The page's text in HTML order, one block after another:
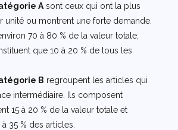
A sont ceux qui ont la plus
unité ou montrent une forte demande.
70 à 80 % de la valeur totale,
que 10 à 20 % de tous les
B regroupent les articles qui
intermédiaire. Ils composent
15 à 20 % de la valeur totale et
35 % des articles.